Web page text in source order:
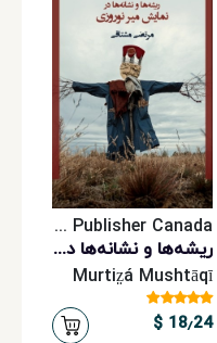
Rahaa Publisher Canada
ریشه‌ها و نشانه‌ها در نمایش میر نوروزی
Murtiz̤á Mushtāqī
18٫24 $